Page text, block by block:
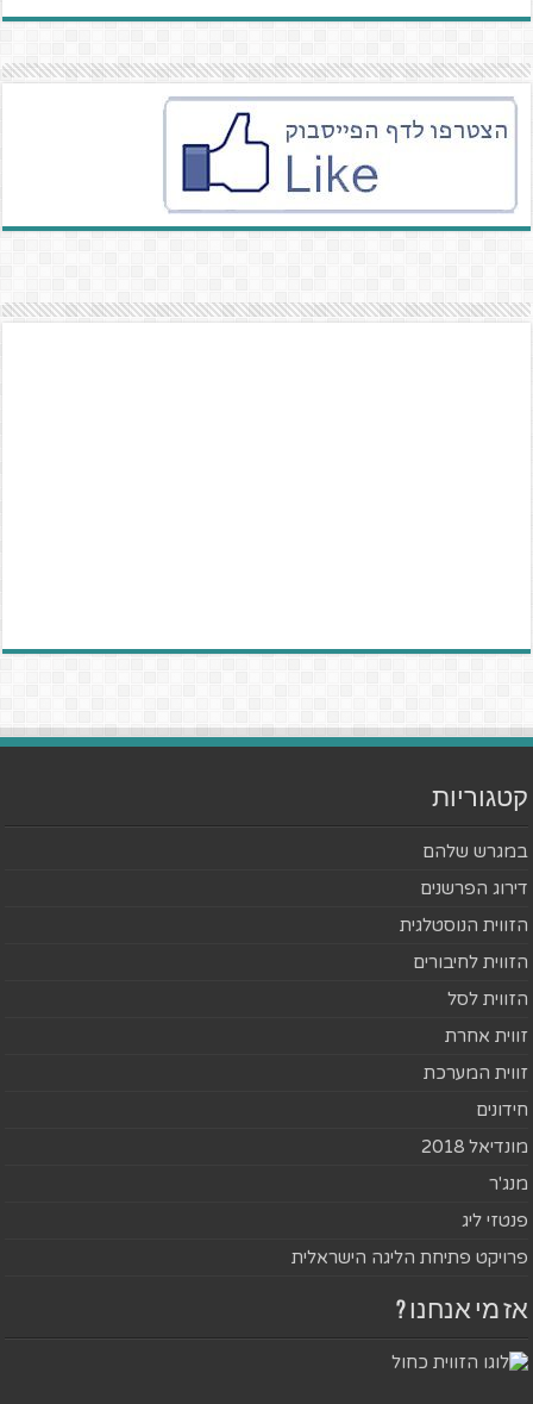
קטגוריות
במגרש שלהם
דירוג הפרשנים
הזווית הנוסטלגית
הזווית לחיבורים
הזווית לסל
זווית אחרת
זווית המערכת
חידונים
מונדיאל 2018
מנג'ר
פנטזי ליג
פרויקט פתיחת הליגה הישראלית
אז מי אנחנו ?